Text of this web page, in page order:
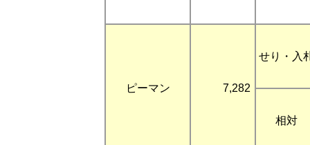
ピーマン 7,282
せり・入
相対